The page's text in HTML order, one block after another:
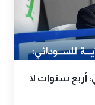
أربع سنوات لا